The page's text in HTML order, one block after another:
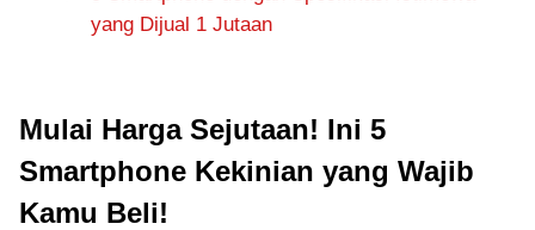
yang Dijual 1 Jutaan
Mulai Harga Sejutaan! Ini 5
Smartphone Kekinian yang Wajib
Kamu Beli!